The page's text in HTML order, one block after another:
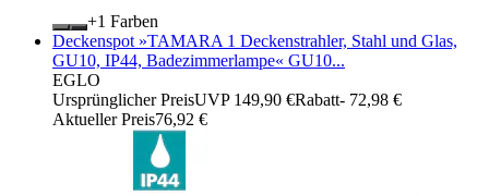
+
Farben
Deckenspot »TAMARA 1 Deckenstrahler, Stahl und Glas,
GU10, IP44, Badezimmerlampe« GU10...
EGLO
Ursprünglicher PreisUVP 149,90 €Rabatt- 72,98 €
Aktueller Preis76,92 €